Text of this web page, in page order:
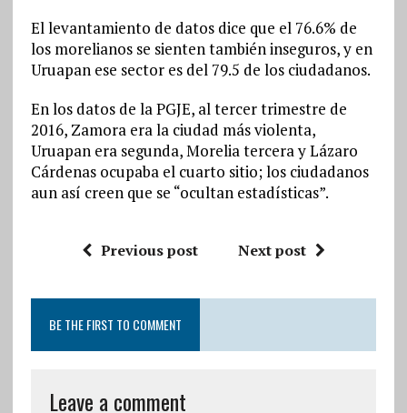
El levantamiento de datos dice que el 76.6% de
los morelianos se sienten también inseguros, y en
Uruapan ese sector es del 79.5 de los ciudadanos.
En los datos de la PGJE, al tercer trimestre de
2016, Zamora era la ciudad más violenta,
Uruapan era segunda, Morelia tercera y Lázaro
Cárdenas ocupaba el cuarto sitio; los ciudadanos
aun así creen que se “ocultan estadísticas”.
Previous post Next post
BE THE FIRST TO COMMENT
Leave a comment